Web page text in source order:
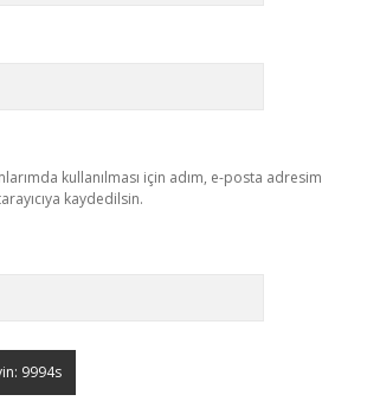
kullanılması için adım, e-posta adresim
kaydedilsin.